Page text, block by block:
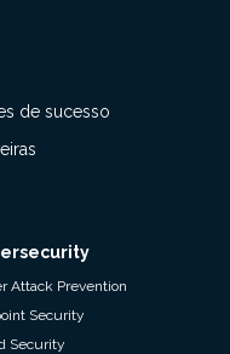
de sucesso
Attack Prevention
Security
Security